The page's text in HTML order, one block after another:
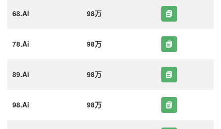
68.Ai 98万
78.Ai 98万
89.Ai 98万
98.Ai 98万